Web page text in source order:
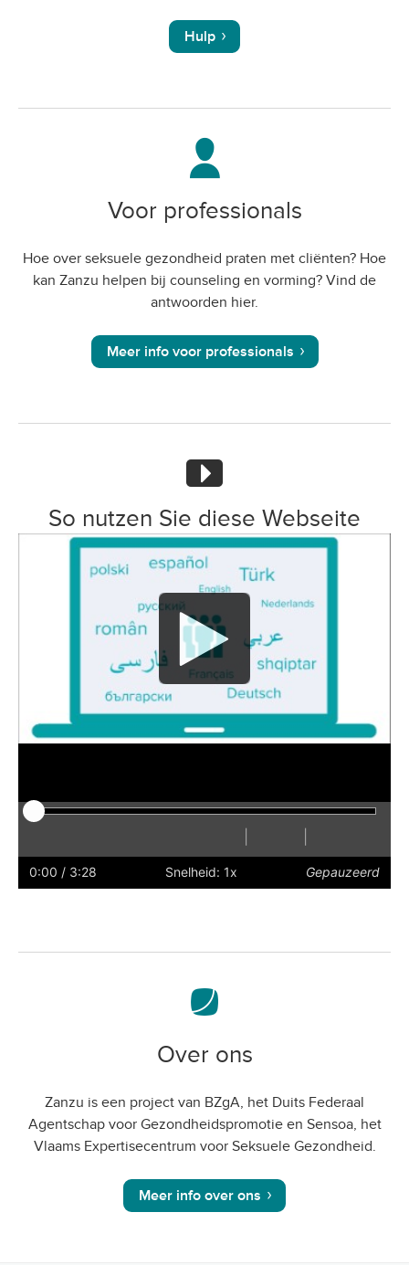
Hulp
Voor professionals
Hoe over seksuele gezondheid praten met cliënten? Hoe
kan Zanzu helpen bij counseling en vorming? Vind de
antwoorden hier.
Meer info voor professionals
So nutzen Sie diese Webseite
Verberg
ondertiteling
SnellerLangzamer
naar
volledig
0:00 / 3:28 Snelheid: 1x Gepauzeerd
Over ons
Zanzu is een project van BZgA, het Duits Federaal
Agentschap voor Gezondheidspromotie en Sensoa, het
Vlaams Expertisecentrum voor Seksuele Gezondheid.
Meer info over ons